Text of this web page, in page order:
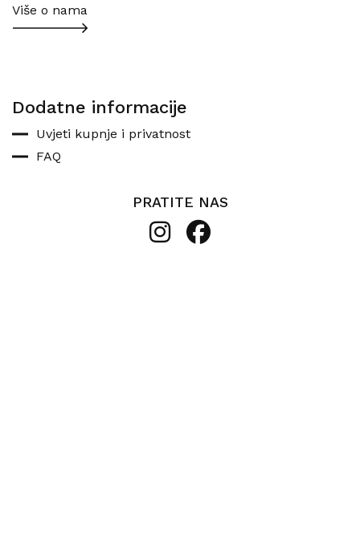
Više o nama
Dodatne informacije
Uvjeti kupnje i privatnost
FAQ
PRATITE NAS